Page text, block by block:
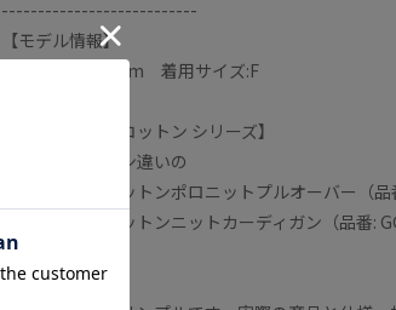
---------------------------
【モデル情報】
モデル身長:175cm 着用サイズ:F
【オーガニックコットン シリーズ】
同素材でデザイン違いの
オーガニックコットンポロニットプルオーバー（品
オーガニックコットンニットカーディガン（品番:
がございます。